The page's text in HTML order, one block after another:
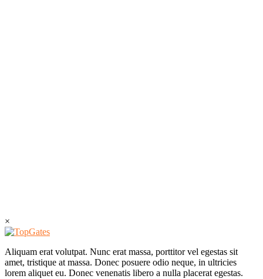
×
Aliquam erat volutpat. Nunc erat massa, porttitor vel egestas sit
amet, tristique at massa. Donec posuere odio neque, in ultricies
lorem aliquet eu. Donec venenatis libero a nulla placerat egestas.